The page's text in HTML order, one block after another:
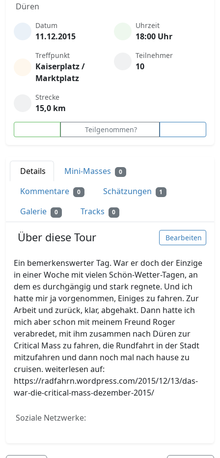
Düren
Datum
11.12.2015
Uhrzeit
18:00 Uhr
Treffpunkt
Kaiserplatz /
Marktplatz
Teilnehmer
10
Strecke
15,0 km
Teilgenommen?
Details Mini-Masses 0
Kommentare 0 Schätzungen 1
Galerie 0 Tracks 0
Über diese Tour Bearbeiten
Ein bemerkenswerter Tag. War er doch der Einzige
in einer Woche mit vielen Schön-Wetter-Tagen, an
dem es durchgängig und stark regnete. Und ich
hatte mir ja vorgenommen, Einiges zu fahren. Zur
Arbeit und zurück, klar, abgehakt. Dann hatte ich
mich aber schon mit meinem Freund Roger
verabredet, mit ihm zusammen nach Düren zur
Critical Mass zu fahren, die Rundfahrt in der Stadt
mitzufahren und dann noch mal nach hause zu
cruisen. weiterlesen auf:
https://radfahrn.wordpress.com/2015/12/13/das-
war-die-critical-mass-dezember-2015/
Soziale Netzwerke: